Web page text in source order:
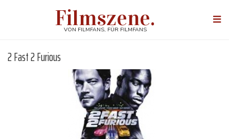
Filmszene.
VON FILMFANS, FÜR FILMFANS
2 Fast 2 Furious